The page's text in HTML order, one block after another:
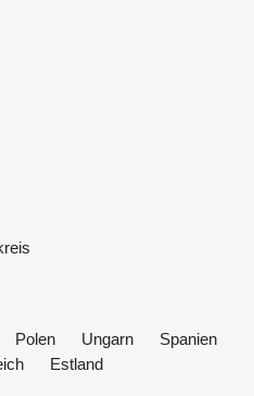
Polen Ungarn
Spanien
Estland